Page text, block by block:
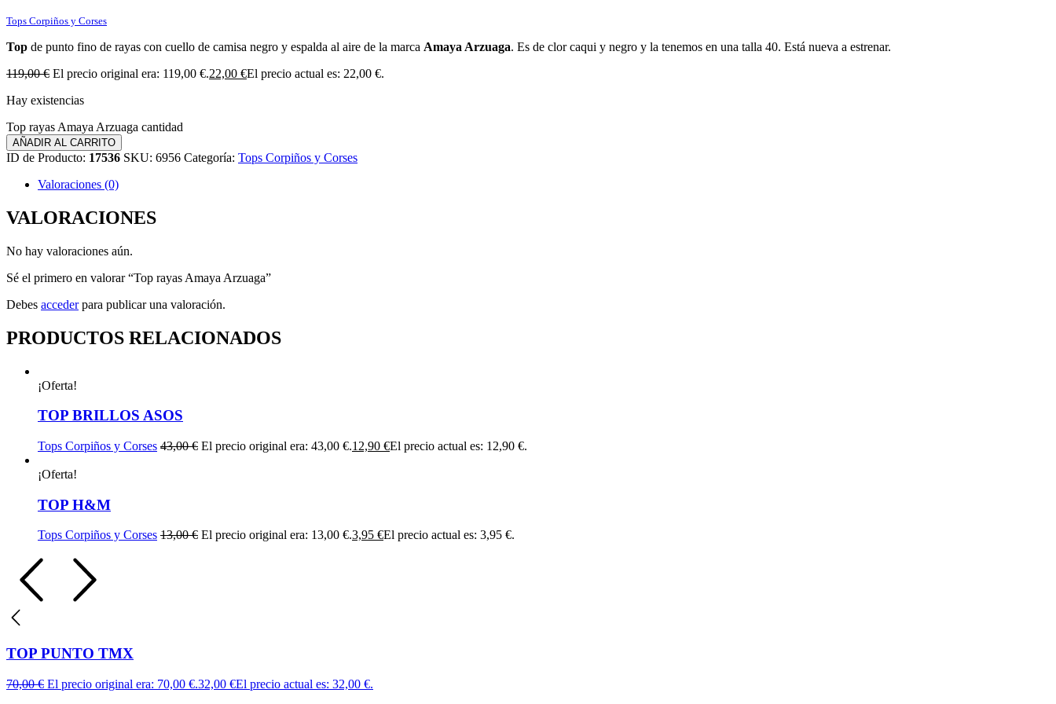
Tops Corpiños y Corses
Top de punto fino de rayas con cuello de camisa negro y espalda al aire de la marca Amaya Arzuaga. Es de clor caqui y negro y la tenemos en una talla 40. Está nueva a estrenar.
119,00€ El precio original era: 119,00 €.22,00 €El precio actual es: 22,00 €.
Hay existencias
Top rayas Amaya Arzuaga cantidad
AÑADIR AL CARRITO
ID de Producto: 17536 SKU: 6956 Categoría: Tops Corpiños y Corses
Valoraciones (0)
VALORACIONES
No hay valoraciones aún.
Sé el primero en valorar “Top rayas Amaya Arzuaga”
Debes accederpara publicar una valoración.
PRODUCTOS RELACIONADOS
¡Oferta!
TOP BRILLOS ASOS
Tops Corpiños y Corses 43,00€ El precio original era: 43,00 €.12,90 €El precio actual es: 12,90 €.
¡Oferta!
TOP H&M
Tops Corpiños y Corses 13,00€ El precio original era: 13,00 €.3,95 €El precio actual es: 3,95 €.
TOP PUNTO TMX
70,00€ El precio original era: 70,00 €.32,00 €El precio actual es: 32,00 €.